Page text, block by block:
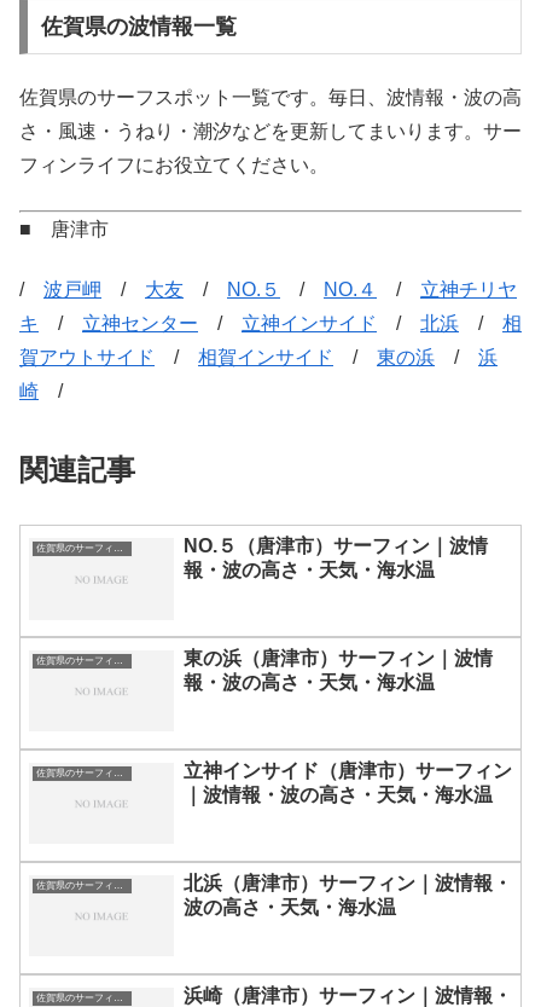
佐賀県の波情報一覧
佐賀県のサーフスポット一覧です。毎日、波情報・波の高
さ・風速・うねり・潮汐などを更新してまいります。サー
フィンライフにお役立てください。
■ 唐津市
/ 波戸岬 / 大友 / NO.５ / NO.４ / 立神チリヤ
キ
/ 立神センター / 立神インサイド / 北浜 / 相
賀アウトサイド
/ 相賀インサイド / 東の浜 / 浜
崎 /
関連記事
佐賀県のサーフィン波情報・ポイント・スポット一覧
NO.５（唐津市）サーフィン｜波情
報・波の高さ・天気・海水温
佐賀県のサーフィン波情報・ポイント・スポット一覧
東の浜（唐津市）サーフィン｜波情
報・波の高さ・天気・海水温
立神インサイド（唐津市）サーフィン
｜波情報・波の高さ・天気・海水温
北浜（唐津市）サーフィン｜波情報・
波の高さ・天気・海水温
浜崎（唐津市）サーフィン｜波情報・